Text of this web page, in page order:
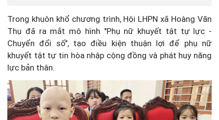
Trong khuôn khổ chương trình, Hội LHPN xã Hoàng Văn
Thụ đã ra mắt mô hình "Phụ nữ khuyết tật tự lực -
Chuyển đổi số", tạo điều kiện thuận lợi để phụ nữ
khuyết tật tự tin hòa nhập cộng đồng và phát huy năng
lực bản thân.